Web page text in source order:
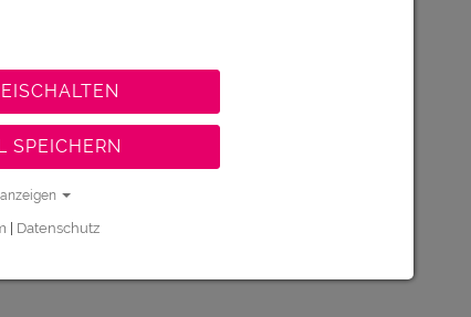
diese starten bei 10
20520.
auf.
bis hin zu Pasta-
MOSTVIERTERL
Sonnenterrasse &
SPEICHERN
| Datenschutz